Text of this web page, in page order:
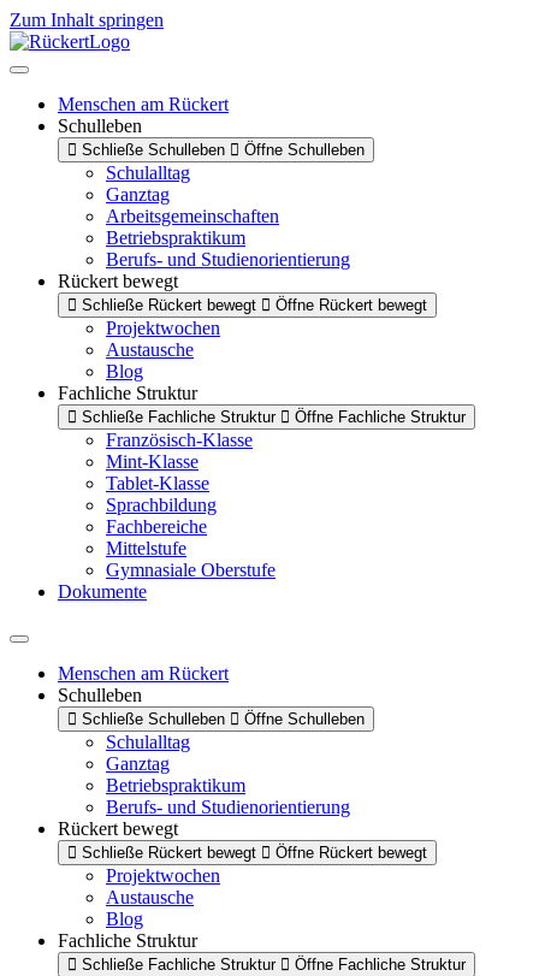
Zum Inhalt springen
Menschen am Rückert
Schulleben
Schließe Schulleben Öffne Schulleben
Schulalltag
Ganztag
Arbeitsgemeinschaften
Betriebspraktikum
Berufs- und Studienorientierung
Rückert bewegt
Schließe Rückert bewegt Öffne Rückert bewegt
Projektwochen
Austausche
Blog
Fachliche Struktur
Schließe Fachliche Struktur Öffne Fachliche Struktur
Französisch-Klasse
Mint-Klasse
Tablet-Klasse
Sprachbildung
Fachbereiche
Mittelstufe
Gymnasiale Oberstufe
Dokumente
Menschen am Rückert
Schulleben
Schließe Schulleben Öffne Schulleben
Schulalltag
Ganztag
Betriebspraktikum
Berufs- und Studienorientierung
Rückert bewegt
Schließe Rückert bewegt Öffne Rückert bewegt
Projektwochen
Austausche
Blog
Fachliche Struktur
Schließe Fachliche Struktur Öffne Fachliche Struktur